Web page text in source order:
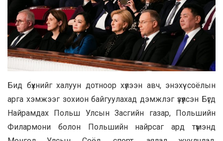
Бид бүхнийг халуун дотноор хүлээн авч, энэхүү соёлын
арга хэмжээг зохион байгуулахад дэмжлэг үзүүлсэн Бүгд
Найрамдах Польш Улсын Засгийн газар, Польшийн
Филармони болон Польшийн найрсаг ард түмэнд